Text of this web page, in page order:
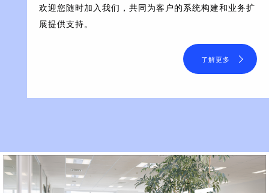
欢迎您随时加入我们，共同为客户的系统构建和业务扩
展提供支持。
了解更多